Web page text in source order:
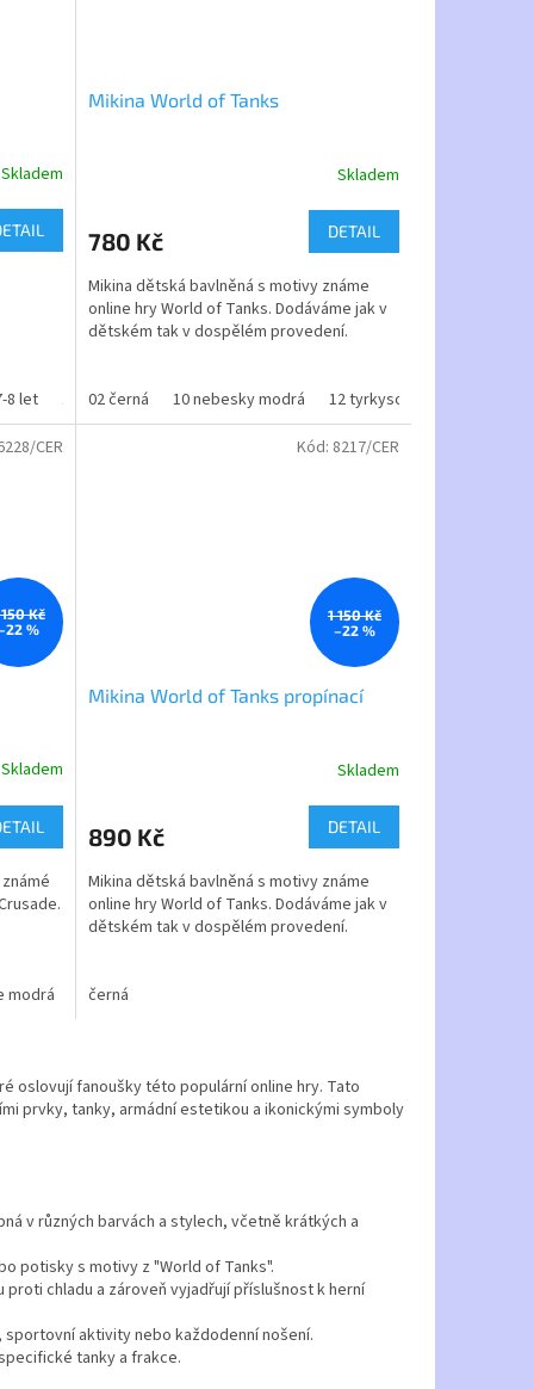
Skladem
8 let 134-140- 8-10let 146-152- 10-12 let 158-164- 12-14 let
Mikina World of Tanks
je
z
5
hvězdiček.
Skladem
780 Kč DETAIL
Mikina dětská bavlněná s motivy známe
online hry World of Tanks. Dodáváme jak v
dětském tak v dospělém provedení.
velikosti - dětské 4 - 16 let
02 černá 10 nebesky modrá 12 tyrkysová
150 Kč
%
Skladem
modrá 44 střední modrá
CER
1 150 Kč
–22 %
Mikina World of Tanks propínací
je
z
5
hvězdiček.
Skladem
890 Kč DETAIL
Mikina dětská bavlněná s motivy známe
online hry World of Tanks. Dodáváme jak v
dětském tak v dospělém provedení.
černá
Kód: 8217/CER
oslovují fanoušky této populární online hry. Tato
prvky, tanky, armádní estetikou a ikonickými symboly
v různých barvách a stylech, včetně krátkých a
potisky s motivy z "World of Tanks".
chladu a zároveň vyjadřují příslušnost k herní
aktivity nebo každodenní nošení.
tanky a frakce.